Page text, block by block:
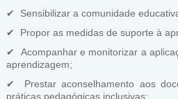
✔ Sensibilizar a comunidade
✔ Propor as medidas de suporte à
✔ Acompanhar e monitorizar a
aprendizagem;
✔ Prestar aconselhamento aos
práticas pedagógicas inclusivas;